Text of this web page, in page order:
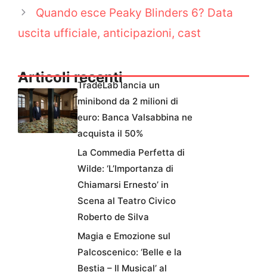
Quando esce Peaky Blinders 6? Data
uscita ufficiale, anticipazioni, cast
Articoli recenti
TradeLab lancia un
minibond da 2 milioni di
euro: Banca Valsabbina ne
acquista il 50%
La Commedia Perfetta di
Wilde: ‘L’Importanza di
Chiamarsi Ernesto’ in
Scena al Teatro Civico
Roberto de Silva
Magia e Emozione sul
Palcoscenico: ‘Belle e la
Bestia – Il Musical’ al